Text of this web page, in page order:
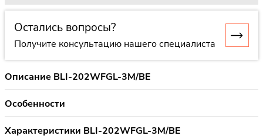
Остались вопросы?
Получите консультацию нашего специалиста
Описание BLI-202WFGL-3M/BE
Особенности
Характеристики BLI-202WFGL-3M/BE